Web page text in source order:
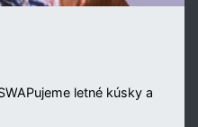
letné kúsky a